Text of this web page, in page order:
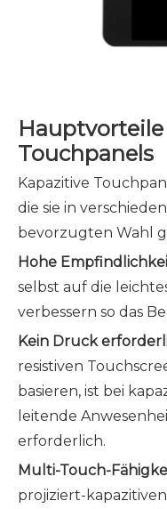
Touchpanels
Kapazitive
die sie in
bevorzugten Wahl
Hohe
selbst auf die
verbessern so das
Kein Druck
resistiven
basieren, ist bei
leitende
erforderlich.
Multi-Touch-
projiziert-